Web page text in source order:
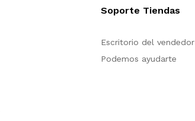
Soporte Tiendas
Escritorio del vendedor
Podemos ayudarte